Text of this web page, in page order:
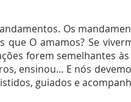
Os
O amamos? Se
forem semelhantes
ensinou... E nós
guiados e